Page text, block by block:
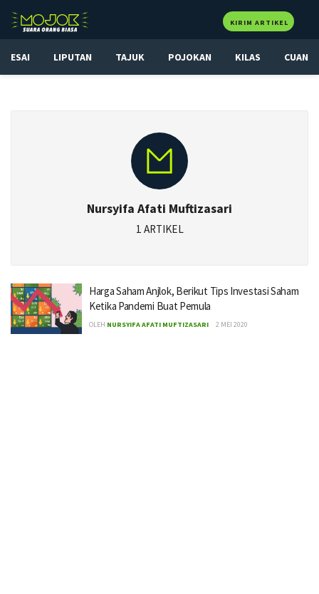
KIRIM ARTIKEL
ESAI LIPUTAN TAJUK POJOKAN KILAS CUAN
Nursyifa Afati Muftizasari
1 ARTIKEL
Harga Saham Anjlok, Berikut Tips Investasi Saham
Ketika Pandemi Buat Pemula
OLEH NURSYIFA AFATI MUFTIZASARI 2 MEI 2020